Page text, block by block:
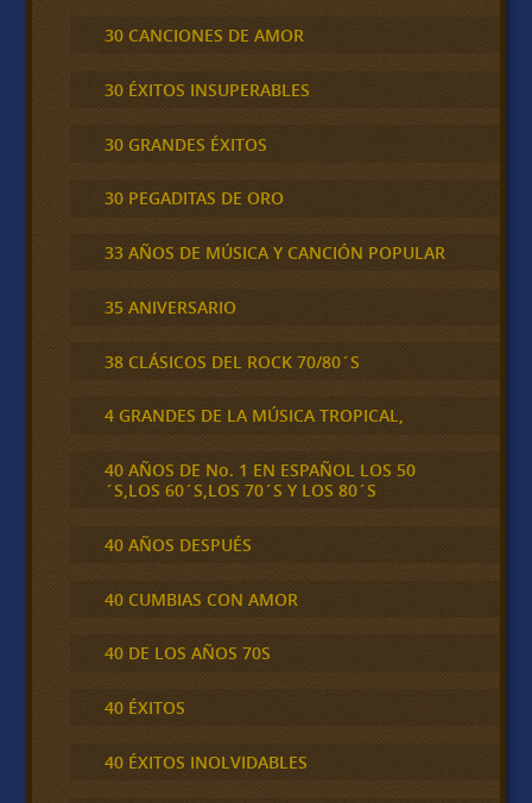
30 CANCIONES DE AMOR
30 ÉXITOS INSUPERABLES
30 GRANDES ÉXITOS
30 PEGADITAS DE ORO
33 AÑOS DE MÚSICA Y CANCIÓN POPULAR
35 ANIVERSARIO
38 CLÁSICOS DEL ROCK 70/80´S
4 GRANDES DE LA MÚSICA TROPICAL,
40 AÑOS DE No. 1 EN ESPAÑOL LOS 50
´S,LOS 60´S,LOS 70´S Y LOS 80´S
40 AÑOS DESPUÉS
40 CUMBIAS CON AMOR
40 DE LOS AÑOS 70S
40 ÉXITOS
40 ÉXITOS INOLVIDABLES